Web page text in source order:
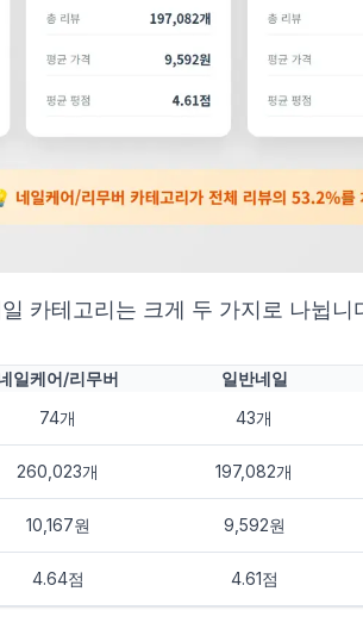
카테고리는 크게 두 가지로 나뉩니
일케어/리무버
일반네일
74개 43개
260,023개 197,082개
10,167원 9,592원
4.64점 4.61점